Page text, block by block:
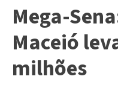
Mega-
Maceió
milhões